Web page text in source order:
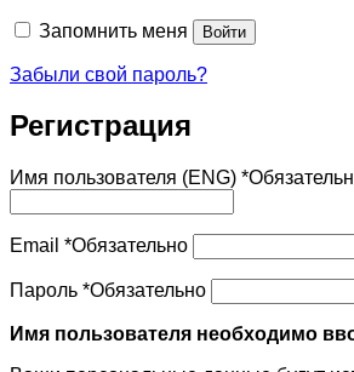
Запомнить меня Войти
Забыли свой пароль?
Регистрация
Имя пользователя (ENG) *
Email *Обязательно
Пароль *Обязательно
Имя пользователя необходимо